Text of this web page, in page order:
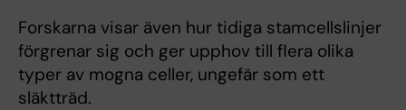
Forskarna visar även hur tidiga stamcellslinjer
förgrenar sig och ger upphov till flera olika
typer av mogna celler, ungefär som ett
släktträd.